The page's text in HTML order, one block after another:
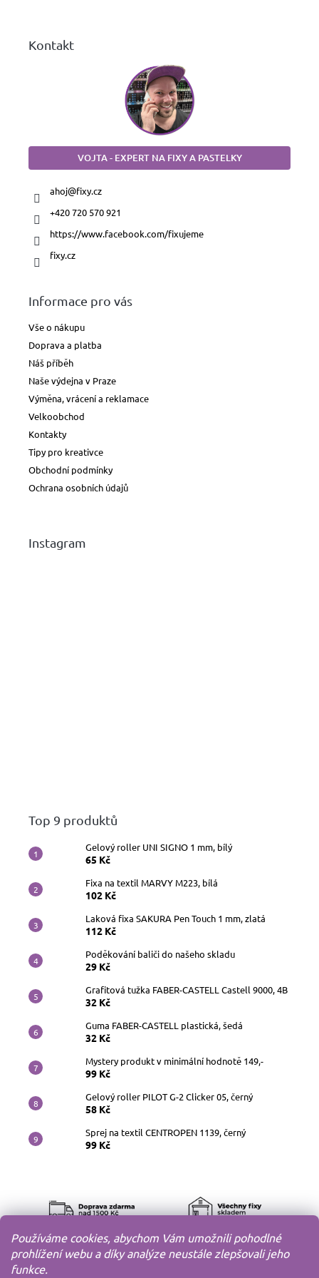
Používáme cookies, abychom Vám umožnili pohodlné
prohlížení webu a díky analýze neustále zlepšovali jeho
funkce.
Kontakt
VOJTA - EXPERT NA FIXY A PASTELKY
ahoj@fixy.cz
+420 720 570 921
https://www.facebook.com/fixujeme
fixy.cz
Informace pro vás
Vše o nákupu
Doprava a platba
Náš příběh
Naše výdejna v Praze
Výměna, vrácení a reklamace
Velkoobchod
Kontakty
Tipy pro kreativce
Obchodní podmínky
Ochrana osobních údajů
Instagram
Top 9 produktů
Gelový roller UNI SIGNO 1 mm, bílý
65 Kč
Fixa na textil MARVY M223, bílá
102 Kč
Laková fixa SAKURA Pen Touch 1 mm, zlatá
112 Kč
Poděkování baliči do našeho skladu
29 Kč
Grafitová tužka FABER-CASTELL Castell 9000, 4B
32 Kč
Guma FABER-CASTELL plastická, šedá
32 Kč
Mystery produkt v minimální hodnotě 149,-
99 Kč
Gelový roller PILOT G-2 Clicker 05, černý
58 Kč
Sprej na textil CENTROPEN 1139, černý
99 Kč